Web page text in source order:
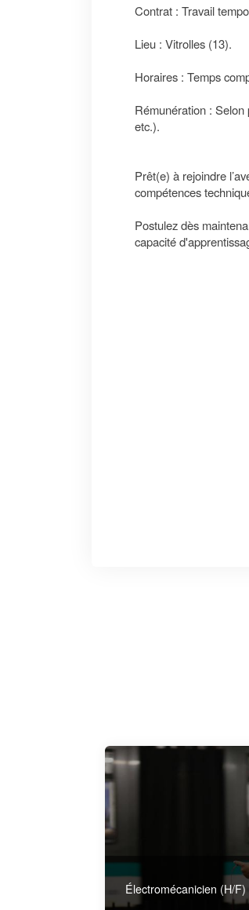
Contrat : Travail
Lieu : Vitrolles (13).
Horaires : Temps
Rémunération :
etc.).
Prêt(e) à rejoindre
compétences
Postulez dès
capacité
Électromécanicien (H/F)